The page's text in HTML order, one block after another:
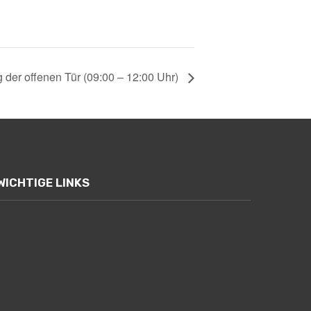
der offenen Tür (09:00 – 12:00 Uhr)
LINKS